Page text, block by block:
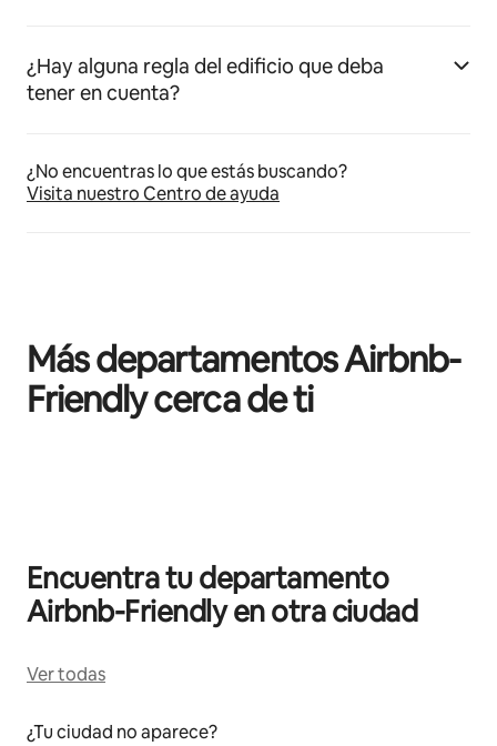
¿Hay alguna regla del edificio que deba
tener en cuenta?
¿No encuentras lo que estás buscando?
Visita nuestro Centro de ayuda
Más departamentos Airbnb-
Friendly cerca de ti
Encuentra tu departamento
Airbnb-Friendly en otra ciudad
Ver todas
¿Tu ciudad no aparece?